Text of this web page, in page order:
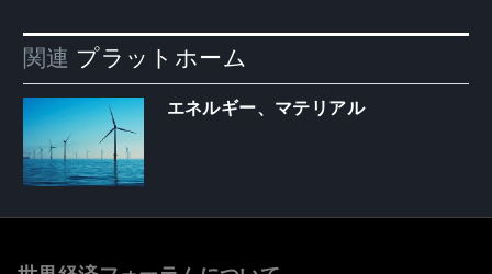
関連 プラットホーム
エネルギー、マテリアル